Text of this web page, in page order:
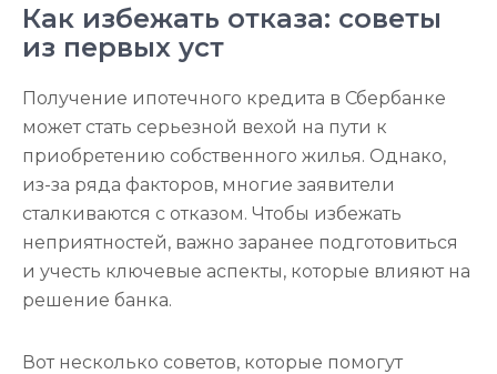
Как избежать отказа: советы
из первых уст
Получение ипотечного кредита в Сбербанке
может стать серьезной вехой на пути к
приобретению собственного жилья. Однако,
из-за ряда факторов, многие заявители
сталкиваются с отказом. Чтобы избежать
неприятностей, важно заранее подготовиться
и учесть ключевые аспекты, которые влияют на
решение банка.
Вот несколько советов, которые помогут